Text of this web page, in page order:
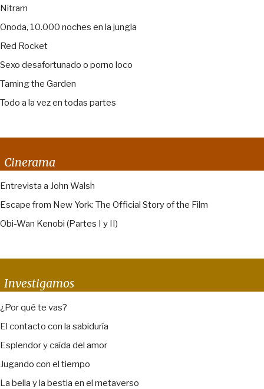
Nitram
Onoda, 10.000 noches en la jungla
Red Rocket
Sexo desafortunado o porno loco
Taming the Garden
Todo a la vez en todas partes
Cinerama
Entrevista a John Walsh
Escape from New York: The Official Story of the Film
Obi-Wan Kenobi (Partes I y II)
Investigamos
¿Por qué te vas?
El contacto con la sabiduría
Esplendor y caída del amor
Jugando con el tiempo
La bella y la bestia en el metaverso